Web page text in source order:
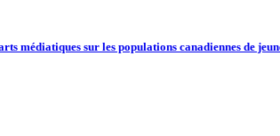
médiatiques sur les populations canadiennes de